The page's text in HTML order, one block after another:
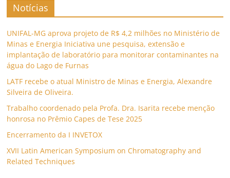
Notícias
UNIFAL-MG aprova projeto de R$ 4,2 milhões no Ministério de
Minas e Energia Iniciativa une pesquisa, extensão e
implantação de laboratório para monitorar contaminantes na
água do Lago de Furnas
LATF recebe o atual Ministro de Minas e Energia, Alexandre
Silveira de Oliveira.
Trabalho coordenado pela Profa. Dra. Isarita recebe menção
honrosa no Prêmio Capes de Tese 2025
Encerramento da I INVETOX
XVII Latin American Symposium on Chromatography and
Related Techniques